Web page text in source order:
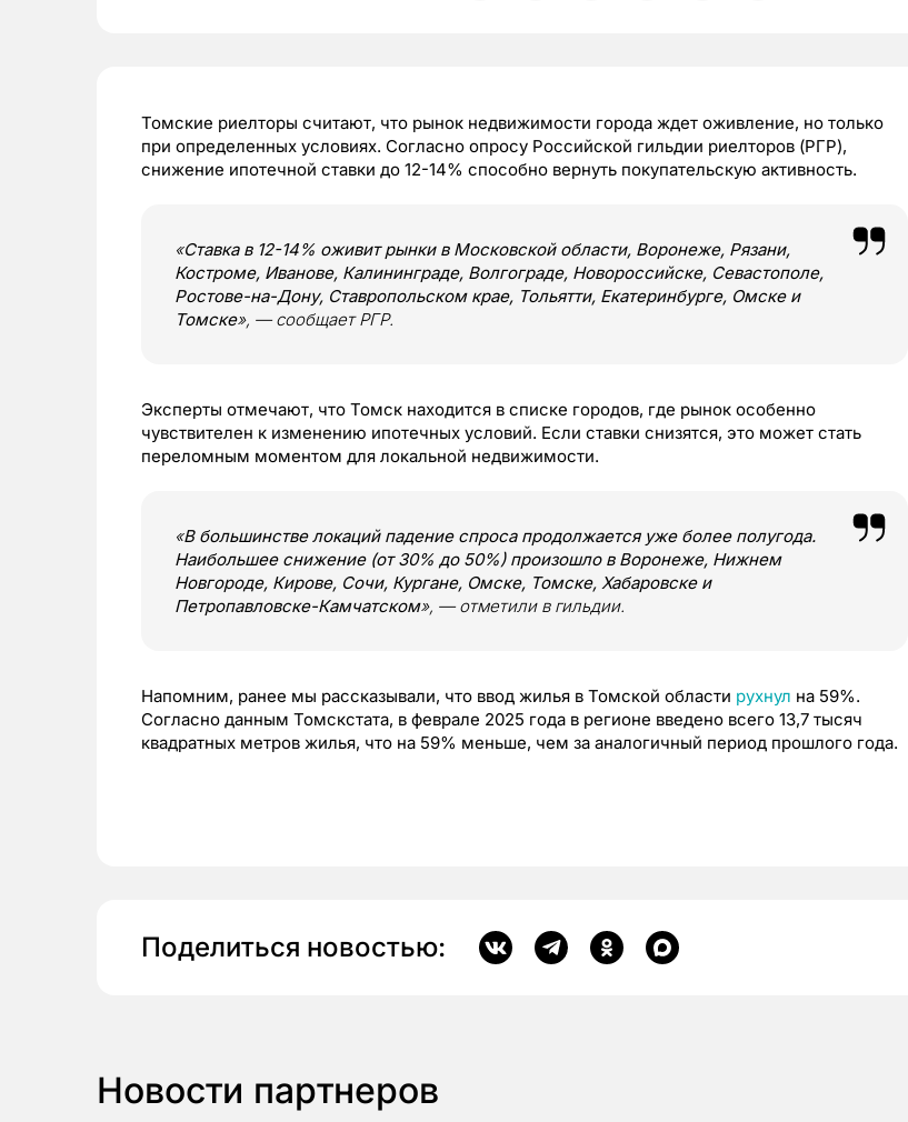
Томские риелторы считают, что рынок недвижимости города ждет оживление, но только
при определенных условиях. Согласно опросу Российской гильдии риелторов (РГР),
снижение ипотечной ставки до 12-14% способно вернуть покупательскую активность.
«Ставка в 12-14% оживит рынки в Московской области, Воронеже, Рязани,
Костроме, Иванове, Калининграде, Волгограде, Новороссийске, Севастополе,
Ростове-на-Дону, Ставропольском крае, Тольятти, Екатеринбурге, Омске и
Томске», — сообщает РГР.
Эксперты отмечают, что Томск находится в списке городов, где рынок особенно
чувствителен к изменению ипотечных условий. Если ставки снизятся, это может стать
переломным моментом для локальной недвижимости.
«В большинстве локаций падение спроса продолжается уже более полугода.
Наибольшее снижение (от 30% до 50%) произошло в Воронеже, Нижнем
Новгороде, Кирове, Сочи, Кургане, Омске, Томске, Хабаровске и
Петропавловске-Камчатском», — отметили в гильдии.
Напомним, ранее мы рассказывали, что ввод жилья в Томской области рухнул на 59%.
Согласно данным Томскстата, в феврале 2025 года в регионе введено всего 13,7 тысяч
квадратных метров жилья, что на 59% меньше, чем за аналогичный период прошлого года.
Поделиться новостью:
Новости партнеров